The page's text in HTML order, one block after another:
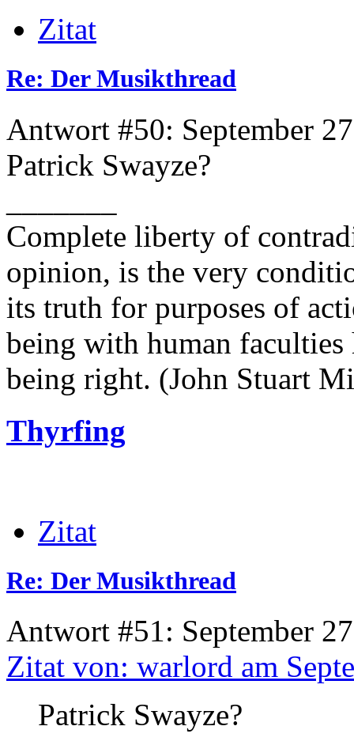
Zitat
Re: Der Musikthread
Antwort #50: September
Patrick Swayze?
Complete liberty of
opinion, is the very
its truth for purposes of
being with human faculties
being right. (John Stuart
Thyrfing
Zitat
Re: Der Musikthread
Antwort #51: September
Zitat von: warlord am
Patrick Swayze?